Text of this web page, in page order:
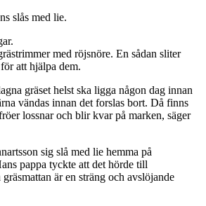
slås med lie.
med röjsnöre. En sådan sliter
att hjälpa dem.
gräset helst ska ligga någon dag innan
vändas innan det forslas bort. Då finns
lossnar och blir kvar på marken, säger
sig slå med lie hemma på
pappa tyckte att det hörde till
är en sträng och avslöjande